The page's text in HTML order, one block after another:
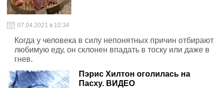
07.04.2021 в 10:34
Когда у человека в силу непонятных причин отбирают
любимую еду, он склонен впадать в тоску или даже в
гнев.
Пэрис Хилтон оголилась на
Пасху. ВИДЕО